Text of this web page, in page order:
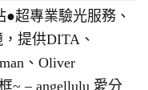
超專業驗光服務、
提供DITA、
、Oliver
~ – angellulu 愛分